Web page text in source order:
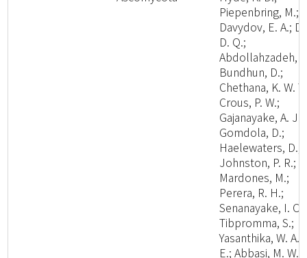
Piepenbring, M.;
Davydov, E. A.;
D. Q.;
Abdollahzadeh,
Bundhun, D.;
Chethana, K. W.
Crous, P. W.;
Gajanayake, A. J.;
Gomdola, D.;
Haelewaters, D.;
Johnston, P. R.;
Mardones, M.;
Perera, R. H.;
Senanayake, I. C.;
Tibpromma, S.;
Yasanthika, W. A.
E.; Abbasi, M. W.;